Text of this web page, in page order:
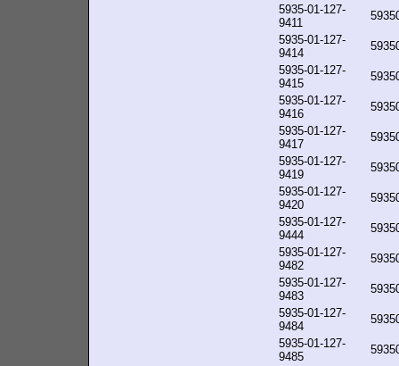
5935-01-127-
9411
5935-01-127-
9414
5935-01-127-
9415
5935-01-127-
9416
5935-01-127-
9417
5935-01-127-
9419
5935-01-127-
9420
5935-01-127-
9444
5935-01-127-
9482
5935-01-127-
9483
5935-01-127-
9484
5935-01-127-
9485